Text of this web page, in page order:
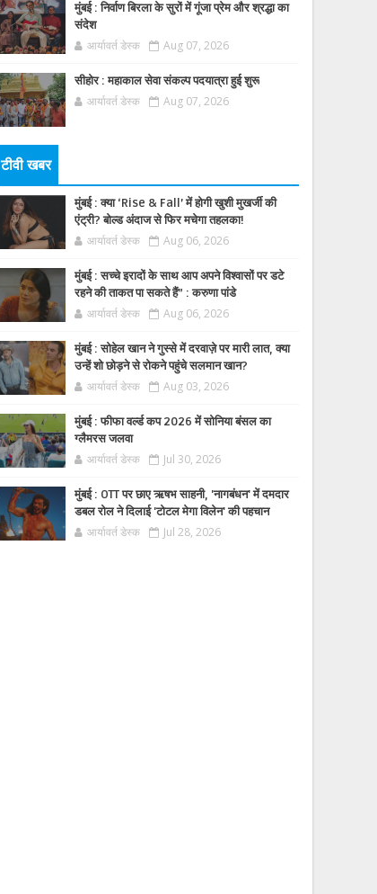
मुंबई : निर्वाण बिरला के सुरों में गूंजा प्रेम और श्रद्धा का
संदेश
आर्यावर्त डेस्क Aug 07, 2026
सीहोर : महाकाल सेवा संकल्प पदयात्रा हुई शुरू
आर्यावर्त डेस्क Aug 07, 2026
टीवी खबर
मुंबई : क्या ‘Rise & Fall’ में होगी खुशी मुखर्जी की
एंट्री? बोल्ड अंदाज से फिर मचेगा तहलका!
आर्यावर्त डेस्क Aug 06, 2026
मुंबई : सच्चे इरादों के साथ आप अपने विश्वासों पर डटे
रहने की ताकत पा सकते हैं” : करुणा पांडे
आर्यावर्त डेस्क Aug 06, 2026
मुंबई : सोहेल खान ने गुस्से में दरवाज़े पर मारी लात, क्या
उन्हें शो छोड़ने से रोकने पहुंचे सलमान खान?
आर्यावर्त डेस्क Aug 03, 2026
मुंबई : फीफा वर्ल्ड कप 2026 में सोनिया बंसल का
ग्लैमरस जलवा
आर्यावर्त डेस्क Jul 30, 2026
मुंबई : OTT पर छाए ऋषभ साहनी, 'नागबंधन' में दमदार
डबल रोल ने दिलाई 'टोटल मेगा विलेन' की पहचान
आर्यावर्त डेस्क Jul 28, 2026